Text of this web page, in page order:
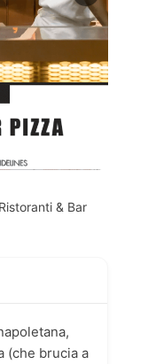
Ristoranti & Bar
(che brucia a